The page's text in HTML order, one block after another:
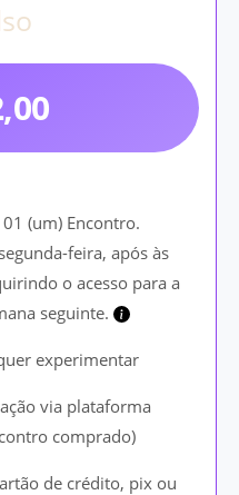
(um) Encontro.
feira, após às
o acesso para a
seguinte.
experimentar
via plataforma
comprado)
de crédito, pix ou